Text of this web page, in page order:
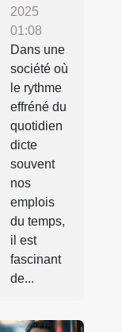
2025
01:08
Dans une
société où
le rythme
effréné du
quotidien
dicte
souvent
nos
emplois
du temps,
il est
fascinant
de...